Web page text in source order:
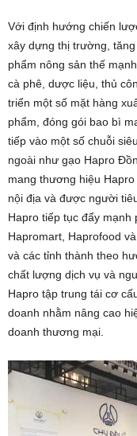
Với định hướng chiến
xây dựng thị trường,
phẩm nông sản thế
cà phê, dược liệu, thủ
triển một số mặt hàng
phẩm, đóng gói bao bì
tiếp vào một số chuỗi
ngoài như gạo Hapro
mang thương hiệu
nội địa và được người
Hapro tiếp tục đẩy mạnh
Hapromart, Haprofood
và các tỉnh thành theo
chất lượng dịch vụ và
Hapro tập trung tái cơ
doanh nhằm nâng cao
doanh thương mại.